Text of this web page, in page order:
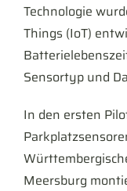
Technologie
Things (IoT)
Sensortyp und
In den ersten
Meersburg